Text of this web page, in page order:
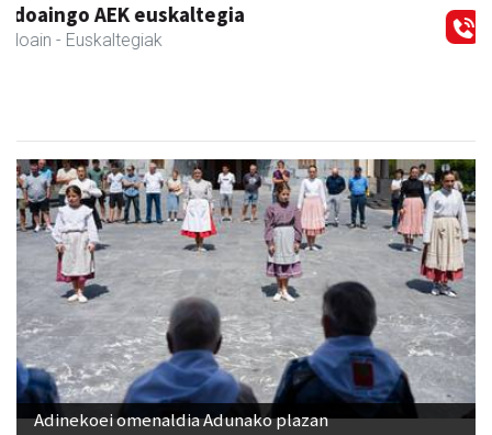
Elizondo taberna
Andoain -
Adinekoei omenaldia Adunako plazan